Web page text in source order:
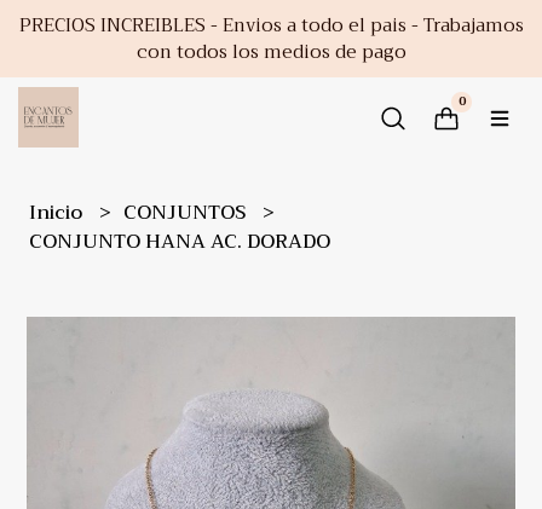
PRECIOS INCREIBLES - Envios a todo el pais - Trabajamos
con todos los medios de pago
0
Inicio
CONJUNTOS
CONJUNTO HANA AC. DORADO